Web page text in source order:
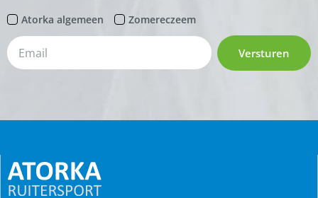
Atorka algemeen Zomereczeem
Versturen